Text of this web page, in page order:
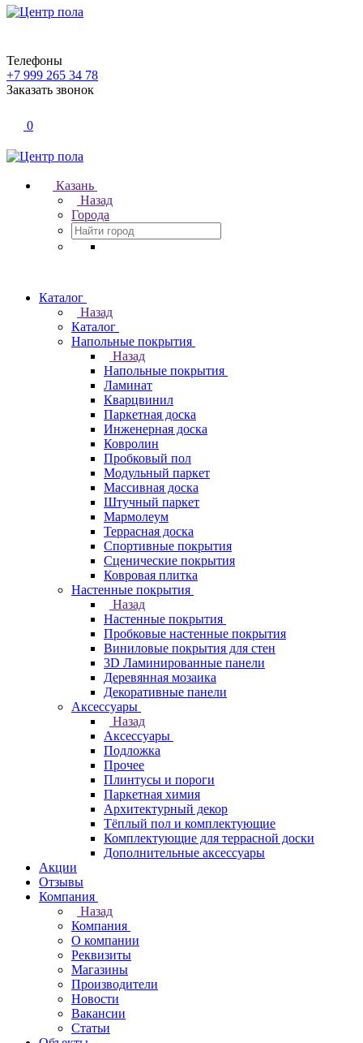
Телефоны
+7 999 265 34 78
Заказать звонок
0
Казань
Назад
Города
Каталог
Назад
Каталог
Напольные покрытия
Назад
Напольные покрытия
Ламинат
Кварцвинил
Паркетная доска
Инженерная доска
Ковролин
Пробковый пол
Модульный паркет
Массивная доска
Штучный паркет
Мармолеум
Террасная доска
Спортивные покрытия
Сценические покрытия
Ковровая плитка
Настенные покрытия
Назад
Настенные покрытия
Пробковые настенные покрытия
Виниловые покрытия для стен
3D Ламинированные панели
Деревянная мозаика
Декоративные панели
Аксессуары
Назад
Аксессуары
Подложка
Прочее
Плинтусы и пороги
Паркетная химия
Архитектурный декор
Тёплый пол и комплектующие
Комплектующие для террасной доски
Дополнительные аксессуары
Акции
Отзывы
Компания
Назад
Компания
О компании
Реквизиты
Магазины
Производители
Новости
Вакансии
Статьи